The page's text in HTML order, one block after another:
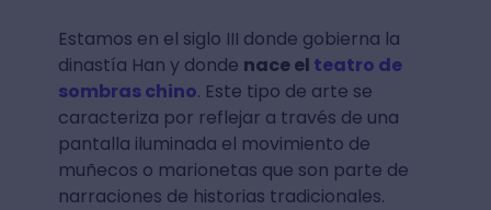
Estamos en el siglo III donde gobierna la
dinastía Han y donde nace el teatro de
sombras chino. Este tipo de arte se
caracteriza por reflejar a través de una
pantalla iluminada el movimiento de
muñecos o marionetas que son parte de
narraciones de historias tradicionales.